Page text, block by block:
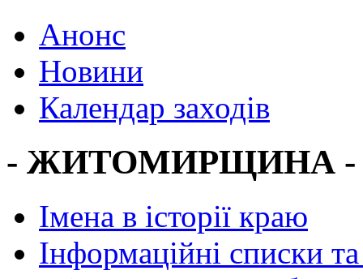
Анонс
Новини
Календар заходів
- ЖИТОМИРЩИНА -
Імена в історії краю
Інформаційні списки